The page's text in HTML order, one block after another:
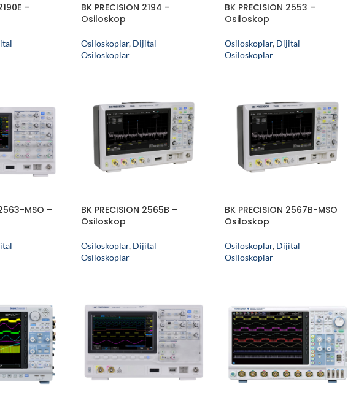
–
BK PRECISION 2194 –
Osiloskop
Osiloskoplar, Dijital
Osiloskoplar
BK PRECISION 2553 –
Osiloskop
Osiloskoplar, Dijital
Osiloskoplar
MSO –
BK PRECISION 2565B –
Osiloskop
Osiloskoplar, Dijital
Osiloskoplar
BK PRECISION 2567B-MSO
Osiloskop
Osiloskoplar, Dijital
Osiloskoplar